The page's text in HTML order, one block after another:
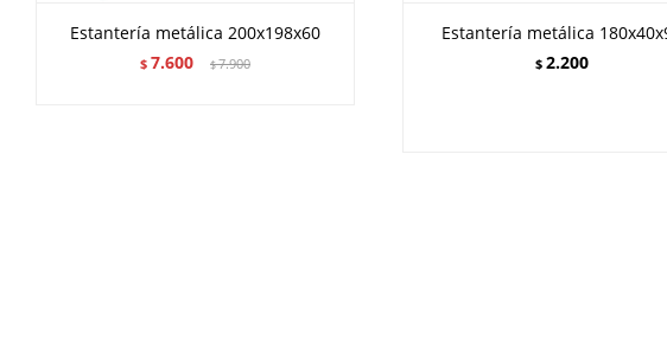
Estantería metálica 200x198x60
$ 7.600 $7.900
Estantería metálica
$ 2.200